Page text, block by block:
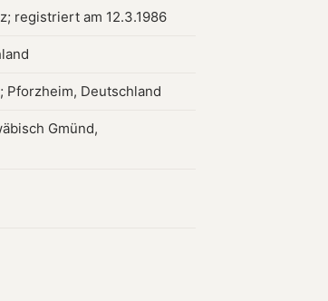
registriert am 12.3.1986
Pforzheim, Deutschland
Gmünd,